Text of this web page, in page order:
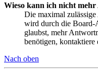
Wieso kann ich nicht
Die maximal
wird durch die Board-
glaubst, mehr
benötigen, kontaktiere
Nach oben